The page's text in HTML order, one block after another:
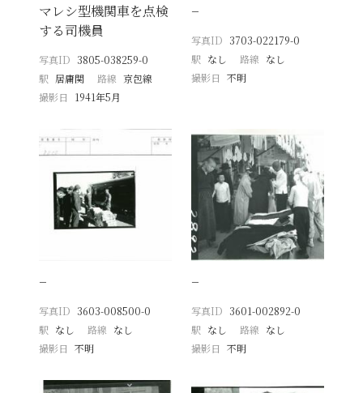
マレシ型機関車を点検
する司機員
写真ID 3805-038259-0
駅 居庸関 路線 京包線
撮影日
1941年5月
−
写真ID 3703-022179-0
駅 なし 路線 なし
撮影日 不明
−
写真ID 3603-008500-0
駅 なし 路線 なし
撮影日
不明
−
写真ID 3601-002892-0
駅 なし 路線 なし
撮影日 不明